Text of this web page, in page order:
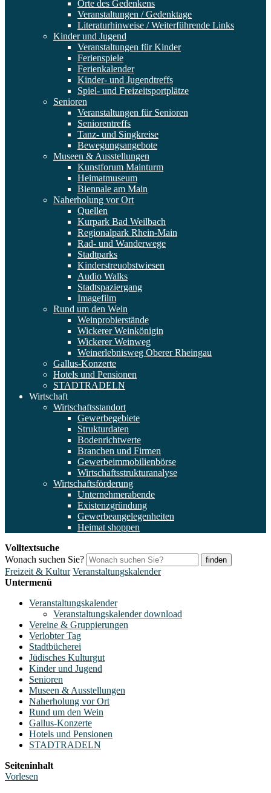
Orte des Gedenkens
Veranstaltungen / Gedenktage
Literaturhinweise / Weiterführende Links
Kinder und Jugend
Veranstaltungen für Kinder
Ferienspiele
Ferienkalender
Kinder- und Jugendtreffs
Spiel- und Freizeitsportplätze
Senioren
Veranstaltungen für Senioren
Seniorentreffs
Tanz- und Singkreise
Bewegungsangebote
Museen & Ausstellungen
Kunstforum Mainturm
Heimatmuseum
Biennale am Main
Naherholung vor Ort
Quellen
Kurpark Bad Weilbach
Regionalpark Rhein-Main
Rad- und Wanderwege
Stadtparks
Kinderstreuobstwiesen
Audio Walks
Stadtspaziergang
Imagefilm
Rund um den Wein
Weinprobierstände
Wickerer Weinkönigin
Wickerer Weinweg
Weinerlebnisweg Oberer Rheingau
Gallus-Konzerte
Hotels und Pensionen
STADTRADELN
Wirtschaft
Wirtschaftsstandort
Gewerbegebiete
Strukturdaten
Bodenrichtwerte
Branchen und Firmen
Gewerbeimmobilienbörse
Wirtschaftsstrukturanalyse
Wirtschaftsförderung
Unternehmerabende
Existenzgründung
Gewerbeangelegenheiten
Heimat shoppen
Volltextsuche
Wonach suchen Sie?
finden
Freizeit & Kultur Veranstaltungskalender
Untermenü
Veranstaltungskalender
Veranstaltungskalender download
Vereine & Gruppierungen
Verlobter Tag
Stadtbücherei
Jüdisches Kulturgut
Kinder und Jugend
Senioren
Museen & Ausstellungen
Naherholung vor Ort
Rund um den Wein
Gallus-Konzerte
Hotels und Pensionen
STADTRADELN
Seiteninhalt
Vorlesen